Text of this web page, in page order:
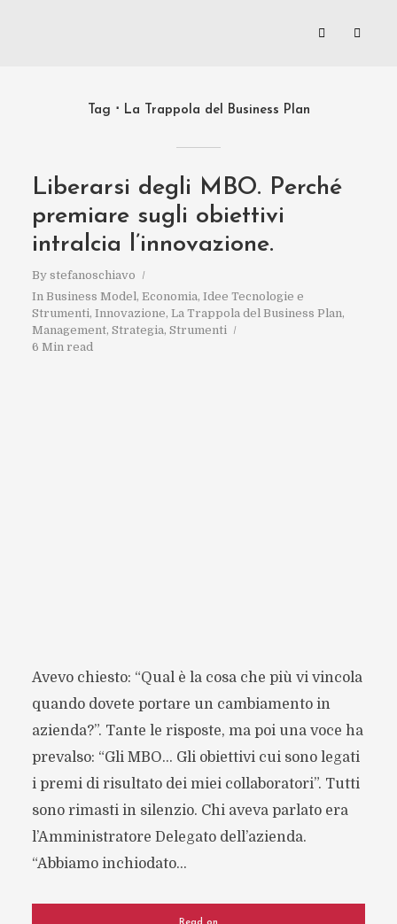
Tag La Trappola del Business Plan
Liberarsi degli MBO. Perché
premiare sugli obiettivi
intralcia l’innovazione.
By stefanoschiavo
In Business Model, Economia, Idee Tecnologie e
Strumenti, Innovazione, La Trappola del Business Plan,
Management, Strategia, Strumenti
6 Min read
Avevo chiesto: “Qual è la cosa che più vi vincola
quando dovete portare un cambiamento in
azienda?”. Tante le risposte, ma poi una voce ha
prevalso: “Gli MBO… Gli obiettivi cui sono legati
i premi di risultato dei miei collaboratori”. Tutti
sono rimasti in silenzio. Chi aveva parlato era
l’Amministratore Delegato dell’azienda.
“Abbiamo inchiodato...